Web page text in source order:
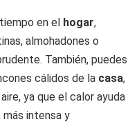
en el hogar,
almohadones o
También, puedes
cálidos de la casa,
ya que el calor ayuda
más intensa y